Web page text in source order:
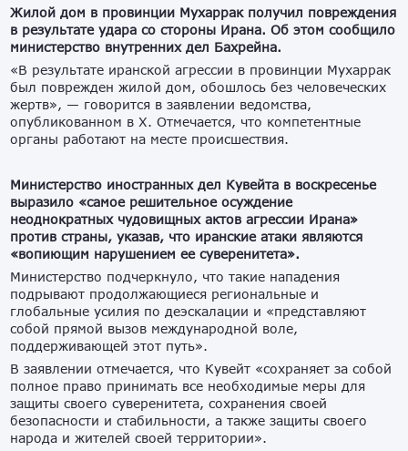
Жилой дом в провинции Мухаррак получил повреждения
в результате удара со стороны Ирана. Об этом сообщило
министерство внутренних дел Бахрейна.
«В результате иранской агрессии в провинции Мухаррак
был поврежден жилой дом, обошлось без человеческих
жертв», — говорится в заявлении ведомства,
опубликованном в X. Отмечается, что компетентные
органы работают на месте происшествия.
Министерство иностранных дел Кувейта в воскресенье
выразило «самое решительное осуждение
неоднократных чудовищных актов агрессии Ирана»
против страны, указав, что иранские атаки являются
«вопиющим нарушением ее суверенитета».
Министерство подчеркнуло, что такие нападения
подрывают продолжающиеся региональные и
глобальные усилия по деэскалации и «представляют
собой прямой вызов международной воле,
поддерживающей этот путь».
В заявлении отмечается, что Кувейт «сохраняет за собой
полное право принимать все необходимые меры для
защиты своего суверенитета, сохранения своей
безопасности и стабильности, а также защиты своего
народа и жителей своей территории».